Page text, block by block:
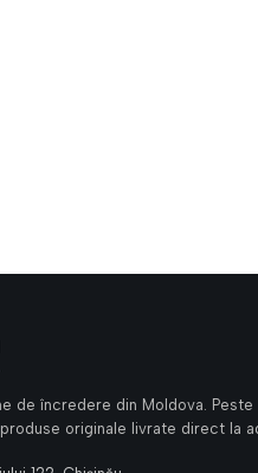
de încredere din Moldova. Peste
originale livrate direct la